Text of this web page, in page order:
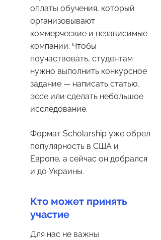
оплаты обучения, который
организовывают
коммерческие и независимые
компании. Чтобы
поучаствовать, студентам
нужно выполнить конкурсное
задание — написать статью,
эссе или сделать небольшое
исследование.
Формат Scholarship уже обрел
популярность в США и
Европе, а сейчас он добрался
и до Украины.
Кто может принять
участие
Для нас не важны